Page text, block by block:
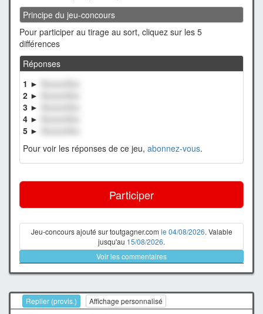
Principe du jeu-concours
Pour participer au tirage au sort, cliquez sur les 5
différences
Réponses
1 ►
XxxxxxXxx
2 ►
3 ►
4 ►
5 ►
Pour voir les réponses de ce jeu, abonnez-vous.
Participer
Jeu-concours ajouté sur toutgagner.com le 04/08/2026. Valable
jusqu'au 15/08/2026.
Voir les commentaires
Replier (provis.) Affichage personnalisé